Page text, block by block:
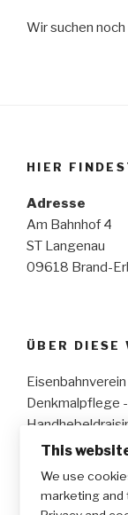
Wir suchen
HIER
Adresse
Am Bahnhof 4
ST Langenau
09618 Brand-
ÜBER DIESE
Denkmalpflege
This
We use
marketing and